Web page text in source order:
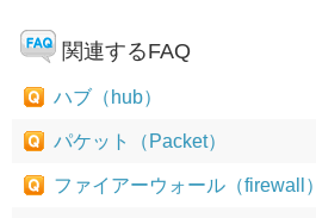
関連するFAQ
ハブ（hub）
パケット（Packet）
ファイアーウォール（firewall）